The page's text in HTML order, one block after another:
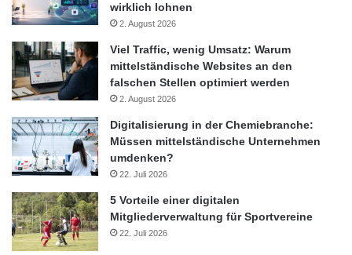
wirklich lohnen
2. August 2026
Viel Traffic, wenig Umsatz: Warum
mittelständische Websites an den
falschen Stellen optimiert werden
2. August 2026
Digitalisierung in der Chemiebranche:
Müssen mittelständische Unternehmen
umdenken?
22. Juli 2026
5 Vorteile einer digitalen
Mitgliederverwaltung für Sportvereine
22. Juli 2026